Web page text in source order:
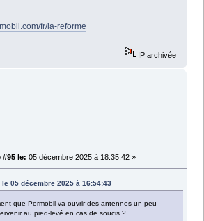
fr/la-reforme
IP archivée
#95 le: 05 décembre 2025 à 18:35:42 »
05 décembre 2025 à 16:54:43
que Permobil va ouvrir des antennes un peu
au pied-levé en cas de soucis ?